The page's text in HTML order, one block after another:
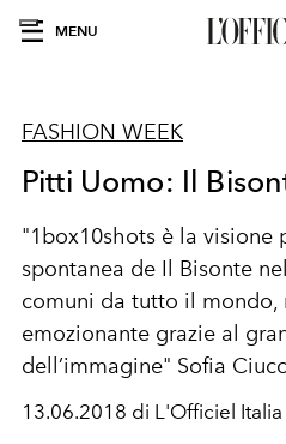
MENU
FASHION WEEK
Pitti Uomo: Il
"1box10shots è la visione
spontanea de Il Bisonte
comuni da tutto il mondo,
emozionante grazie al
dell’immagine" Sofia
13.06.2018 di L'Officiel Italia